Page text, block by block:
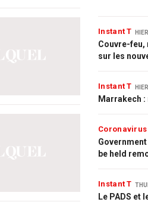
Instant T
Couvre-feu,
sur les
Instant T
Marrakech
Coronavirus
be held
Instant T
Le PADS et